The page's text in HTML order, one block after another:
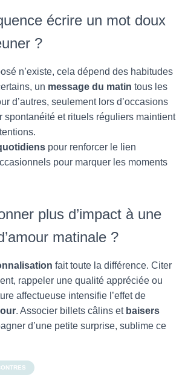
écrire un mot doux
?
n’existe, cela dépend des habitudes
un message du matin tous les
d’autres, seulement lors d’occasions
spontanéité et rituels réguliers maintient
pour renforcer le lien
pour marquer les moments
plus d’impact à une
matinale ?
fait toute la différence. Citer
rappeler une qualité appréciée ou
affectueuse intensifie l’effet de
. Associer billets câlins et baisers
d’une petite surprise, sublime ce